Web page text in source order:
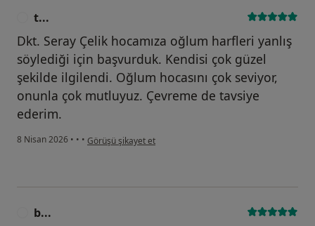
t...
Dkt. Seray Çelik hocamıza oğlum harfleri yanlış
söylediği için başvurduk. Kendisi çok güzel
şekilde ilgilendi. Oğlum hocasını çok seviyor,
onunla çok mutluyuz. Çevreme de tavsiye
ederim.
8 Nisan 2026 • • • kullanıcının görüşüne göre t...
Görüşü şikayet et
b...